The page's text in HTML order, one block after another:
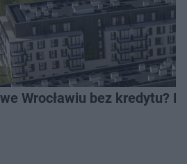
Wrocławiu bez kredytu?